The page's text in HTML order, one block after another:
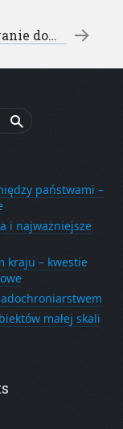
Tynkowanie domu – jak wybrać tynk
państwami –
i najważniejsze
kraju – kwestie
małej skali